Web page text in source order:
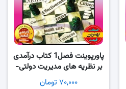
پاورپوینت فصل1 کتاب درآمدی
بر نظریه های مدیریت دولتی-
طهماسبی۷۰,۰۰۰ تومان